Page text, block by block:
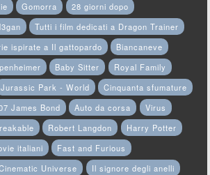
Gomorra
28 giorni dopo
Tutti i film dedicati a Dragon Trainer
ispirate a Il gattopardo
Biancaneve
Baby Sitter
Royal Family
Jurassic Park - World
Cinquanta sfumature
James Bond Auto da corsa
Virus
Robert Langdon
Harry Potter
italiani
Fast and Furious
Universe
Il signore degli anelli